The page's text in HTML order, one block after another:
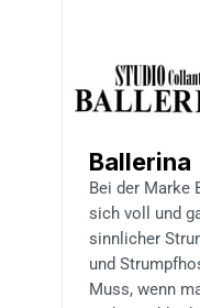
Ballerina
Bei der Marke
sich voll und
sinnlicher
und
Muss, wenn